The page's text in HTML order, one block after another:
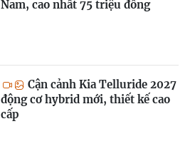
Nam, cao nhất 75 triệu đồng
Cận cảnh Kia Telluride 2027
động cơ hybrid mới, thiết kế cao
cấp